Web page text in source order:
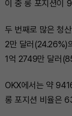
이 중 롱 포지션이
두 번째로 많은 청
2만 달러(24.26%)
1억 2749만 달러
OKX에서는 약
롱 포지션 비율은